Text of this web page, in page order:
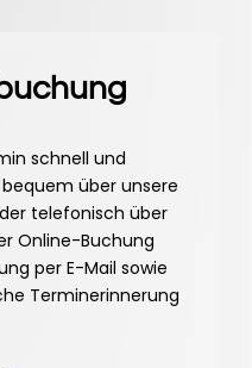
schnell und
über unsere
telefonisch über
Online-Buchung
per E-Mail sowie
Terminerinnerung